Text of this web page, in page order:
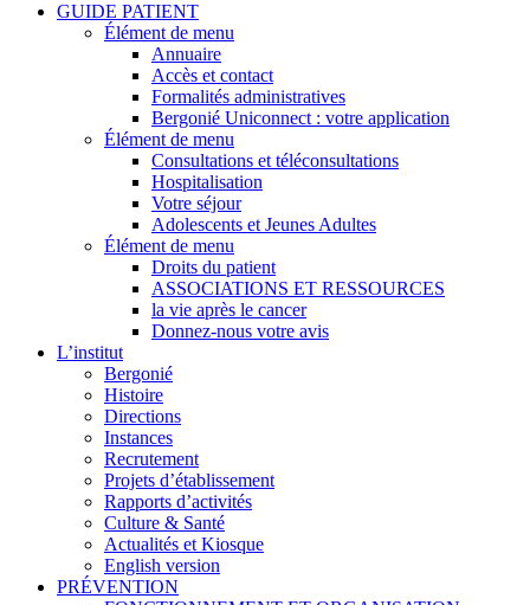
GUIDE PATIENT
Élément de menu
Annuaire
Accès et contact
Formalités administratives
Bergonié Uniconnect : votre application
Élément de menu
Consultations et téléconsultations
Hospitalisation
Votre séjour
Adolescents et Jeunes Adultes
Élément de menu
Droits du patient
ASSOCIATIONS ET RESSOURCES
la vie après le cancer
Donnez-nous votre avis
L’institut
Bergonié
Histoire
Directions
Instances
Recrutement
Projets d’établissement
Rapports d’activités
Culture & Santé
Actualités et Kiosque
English version
PRÉVENTION